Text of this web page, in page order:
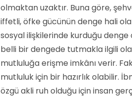
olmaktan uzaktır. Buna göre,
iffetli, öfke gücünün denge hali
sosyal ilişkilerinde kurduğu
belli bir dengede tutmakla ilgili
mutluluğa erişme imkânı verir.
mutluluk için bir hazırlık olabilir.
özgü akli ruh olduğu için insan